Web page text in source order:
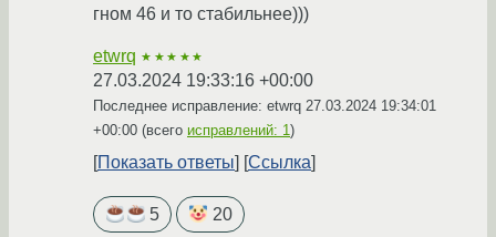
гном 46 и то стабильнее)))
etwrq ★★★★★
27.03.2024 19:33:16 +00:00
Последнее исправление: etwrq 27.03.2024 19:34:01
+00:00 (всего исправлений: 1 )
Показать ответы Ссылка
5 20